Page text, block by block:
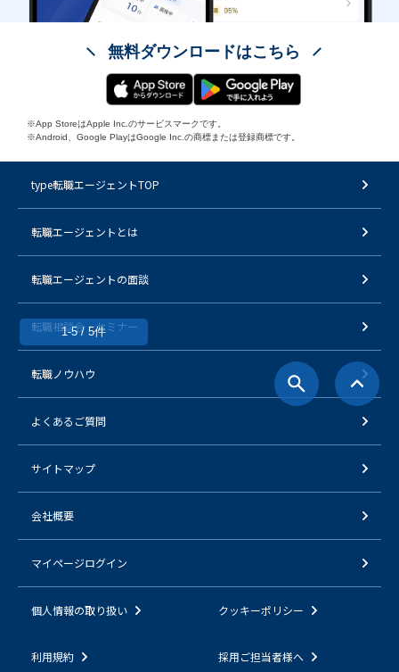
1-5 / 5件
無料ダウンロードはこちら
※App StoreはApple Inc.のサービスマークです。
※Android、Google PlayはGoogle Inc.の商標または登録商標です。
type転職エージェントTOP
転職エージェントとは
転職エージェントの面談
転職相談会・セミナー
転職ノウハウ
よくあるご質問
サイトマップ
会社概要
マイページログイン
個人情報の取り扱い クッキーポリシー
利用規約 採用ご担当者様へ